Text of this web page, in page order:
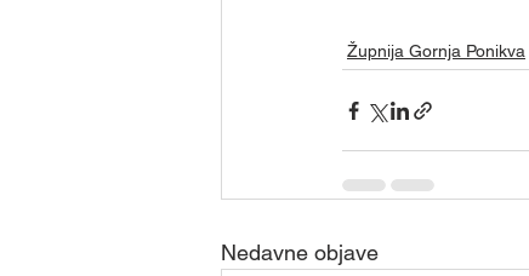
Župnija Gornja Ponikva
Nedavne objave